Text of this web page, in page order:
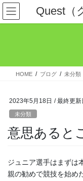
コ
ン
テ
ス
ナ
ビ
ゲ
ン
Quest（
HOME ブログ 未分類
2023年5月18日 / 最終更新
未分類
意思あると
ジュニア選手はまずは
親の勧めで競技を始め